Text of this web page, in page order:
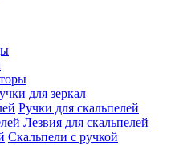
для зеркал
Ручки для скальпелей
Лезвия для скальпелей
Скальпели с ручкой